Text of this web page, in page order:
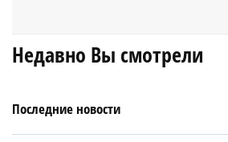
Недавно Вы смотрели
Последние новости